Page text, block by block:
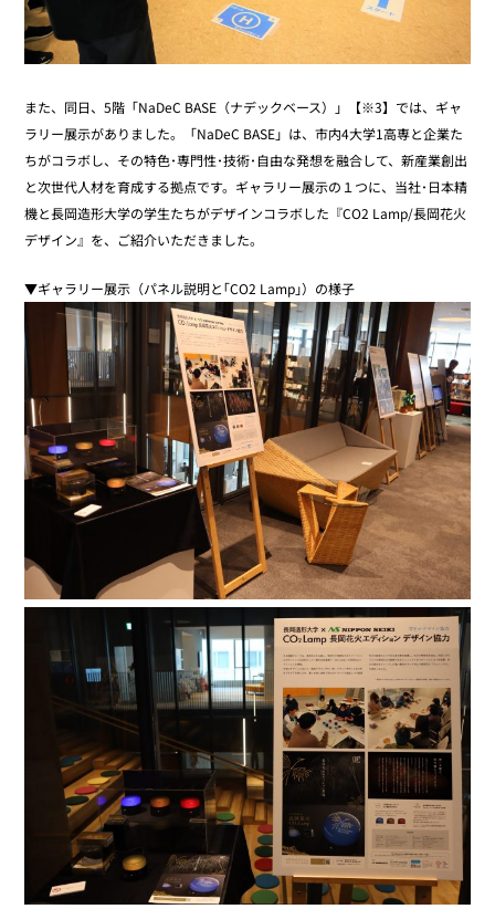
また、同日、5階「NaDeC BASE（ナデックベース）」【※3】では、ギャ
ラリー展示がありました。「NaDeC BASE」は、市内4大学1高専と企業た
ちがコラボし、その特色･専門性･技術･自由な発想を融合して、新産業創出
と次世代人材を育成する拠点です。ギャラリー展示の１つに、当社･日本精
機と長岡造形大学の学生たちがデザインコラボした『CO2 Lamp/長岡花火
デザイン』を、ご紹介いただきました。
▼ギャラリー展示（パネル説明と｢CO2 Lamp｣）の様子